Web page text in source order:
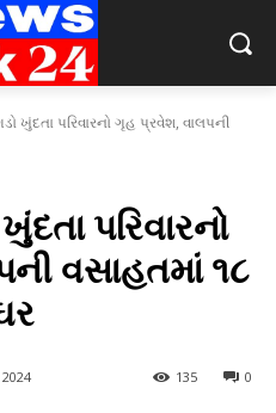
ખુંદતા પરિવારનો ગૃહ પ્રવેશ, વાલપની
પરિવારનો
વસાહતમાં ૧૮
0
135